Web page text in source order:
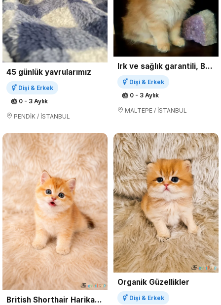
45 günlük yavrularımız
⚥ Dişi & Erkek
🎂 0 - 3 Aylık
PENDİK / İSTANBUL
Irk ve sağlık garantili, Bayram şekerleri....
⚥ Dişi & Erkek
🎂 0 - 3 Aylık
MALTEPE / İSTANBUL
British Shorthair Harika Yavrular
Organik Güzellikler
⚥ Dişi & Erkek